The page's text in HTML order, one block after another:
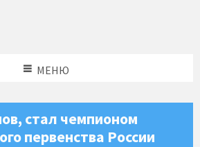
МЕНЮ
стал чемпионом
первенства России